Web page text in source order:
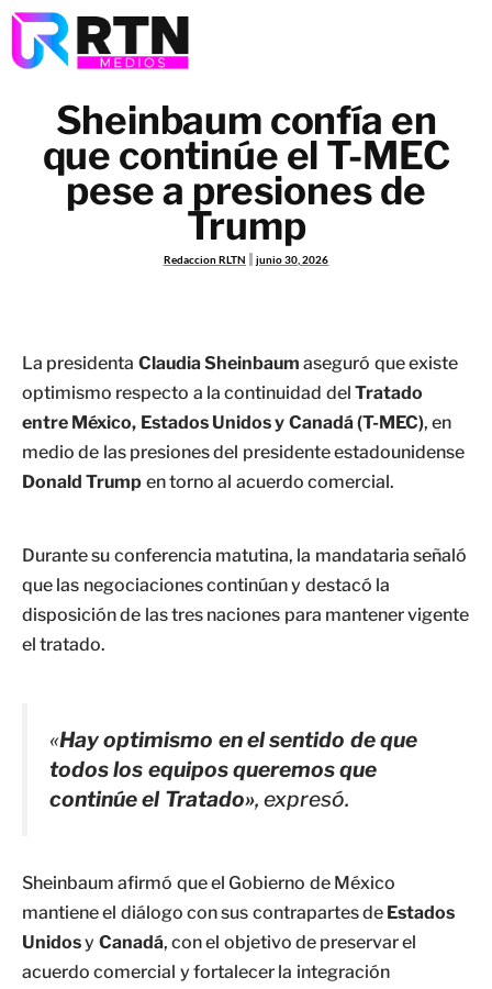
Sheinbaum confía en
que continúe el T-MEC
pese a presiones de
Trump
Redaccion RLTN junio 30, 2026
La presidenta Claudia Sheinbaum aseguró que existe
optimismo respecto a la continuidad del Tratado
entre México, Estados Unidos y Canadá (T-MEC), en
medio de las presiones del presidente estadounidense
Donald Trump en torno al acuerdo comercial.
Durante su conferencia matutina, la mandataria señaló
que las negociaciones continúan y destacó la
disposición de las tres naciones para mantener vigente
el tratado.
«Hay optimismo en el sentido de que
todos los equipos queremos que
continúe el Tratado», expresó.
Sheinbaum afirmó que el Gobierno de México
mantiene el diálogo con sus contrapartes de Estados
Unidosy Canadá, con el objetivo de preservar el
acuerdo comercial y fortalecer la integración